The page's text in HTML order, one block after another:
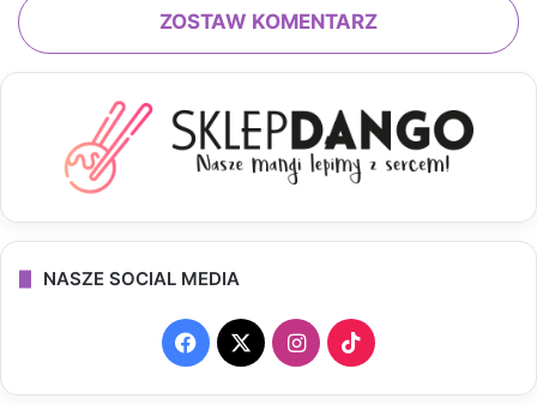
ZOSTAW KOMENTARZ
NASZE SOCIAL MEDIA
F
a
X
I
n
T
i